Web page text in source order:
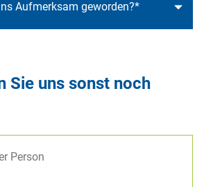
Sie uns sonst noch